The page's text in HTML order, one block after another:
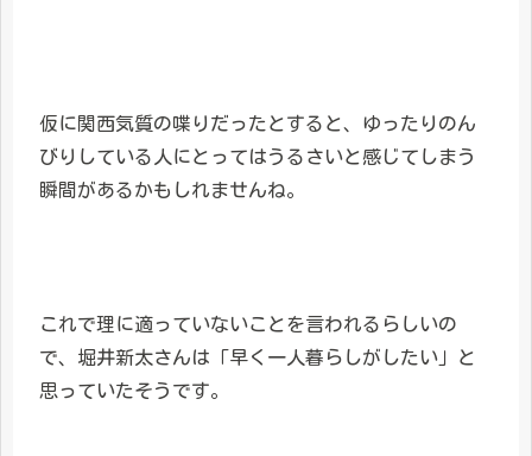
仮に関西気質の喋りだったとすると、ゆったりのん
びりしている人にとってはうるさいと感じてしまう
瞬間があるかもしれませんね。
これで理に適っていないことを言われるらしいの
で、堀井新太さんは「早く一人暮らしがしたい」と
思っていたそうです。